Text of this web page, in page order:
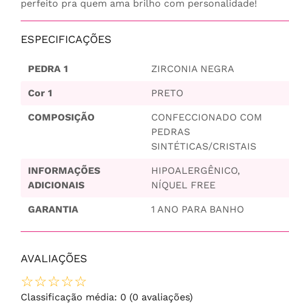
perfeito pra quem ama brilho com personalidade!
ESPECIFICAÇÕES
PEDRA 1 ZIRCONIA NEGRA
Cor 1 PRETO
COMPOSIÇÃO
CONFECCIONADO COM
PEDRAS
SINTÉTICAS/CRISTAIS
INFORMAÇÕES
ADICIONAIS
HIPOALERGÊNICO,
NÍQUEL FREE
GARANTIA 1 ANO PARA BANHO
AVALIAÇÕES
☆☆☆☆☆
Classificação média: 0 (0 avaliações)